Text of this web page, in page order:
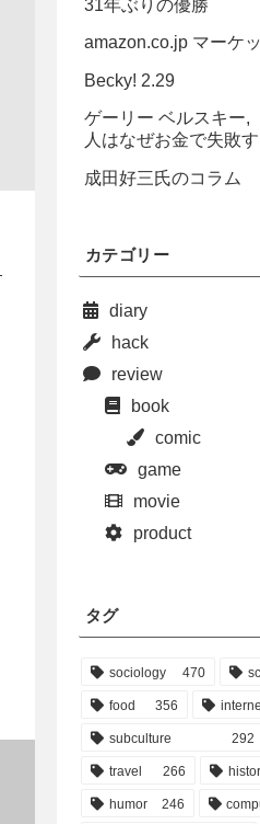
31年ぶりの優勝
amazon.co.jp マーケ
Becky! 2.29
ゲーリー ベルスキー,
人はなぜお金で失敗
成田好三氏のコラム
カテゴリー
diary
hack
review
book
comic
game
movie
product
タグ
sociology 470
food 356
subculture 292
travel 266
humor 246